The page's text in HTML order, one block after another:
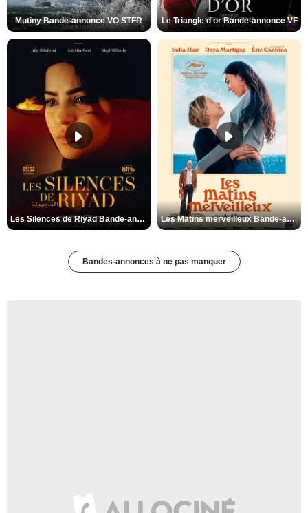
Mutiny Bande-annonce VO STFR Le Triangle d'or Bande-annonce VF
Les Silences de Riyad Bande-annonce VO STFR Les Matins merveilleux Bande-annonce VF
Bandes-annonces à ne pas manquer